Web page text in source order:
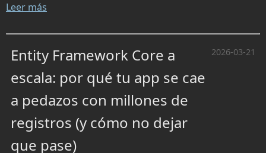
Leer más
Entity Framework Core a
escala: por qué tu app se cae
a pedazos con millones de
registros (y cómo no dejar
que pase)
2026-03-21